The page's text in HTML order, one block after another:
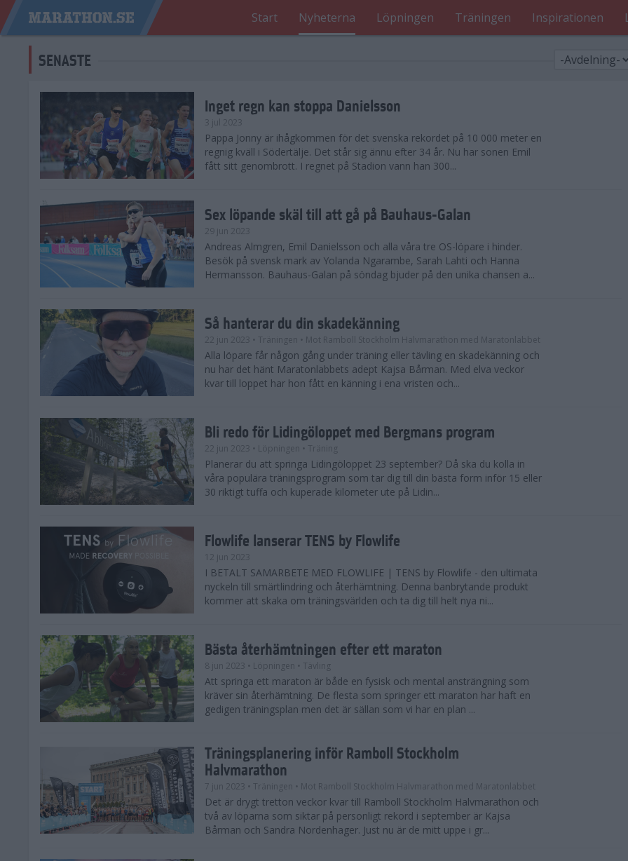
Start Nyheterna Löpningen Träningen Inspirationen
SENASTE
Inget regn kan stoppa Danielsson
3 jul 2023
Pappa Jonny är ihågkommen för det svenska rekordet på 10 000 meter en
regnig kväll i Södertälje. Det står sig ännu efter 34 år. Nu har sonen Emil
fått sitt genombrott. I regnet på Stadion vann han 300...
Sex löpande skäl till att gå på Bauhaus-Galan
29 jun 2023
Andreas Almgren, Emil Danielsson och alla våra tre OS-löpare i hinder.
Besök på svensk mark av Yolanda Ngarambe, Sarah Lahti och Hanna
Hermansson. Bauhaus-Galan på söndag bjuder på den unika chansen a...
Så hanterar du din skadekänning
22 jun 2023 • Träningen • Mot Ramboll Stockholm Halvmarathon med Maratonlabbet
Alla löpare får någon gång under träning eller tävling en skadekänning och
nu har det hänt Maratonlabbets adept Kajsa Bårman. Med elva veckor
kvar till loppet har hon fått en känning i ena vristen och...
Bli redo för Lidingöloppet med Bergmans program
22 jun 2023 • Löpningen • Träning
Planerar du att springa Lidingöloppet 23 september? Då ska du kolla in
våra populära träningsprogram som tar dig till din bästa form inför 15 eller
30 riktigt tuffa och kuperade kilometer ute på Lidin...
Flowlife lanserar TENS by Flowlife
12 jun 2023
I BETALT SAMARBETE MED FLOWLIFE | TENS by Flowlife - den ultimata
nyckeln till smärtlindring och återhämtning. Denna banbrytande produkt
kommer att skaka om träningsvärlden och ta dig till helt nya ni...
Bästa återhämtningen efter ett maraton
8 jun 2023 • Löpningen • Tävling
Att springa ett maraton är både en fysisk och mental ansträngning som
kräver sin återhämtning. De flesta som springer ett maraton har haft en
gedigen träningsplan men det är sällan som vi har en plan ...
Träningsplanering inför Ramboll Stockholm
Halvmarathon
7 jun 2023 • Träningen • Mot Ramboll Stockholm Halvmarathon med Maratonlabbet
Det är drygt tretton veckor kvar till Ramboll Stockholm Halvmarathon och
två av löparna som siktar på personligt rekord i september är Kajsa
Bårman och Sandra Nordenhager. Just nu är de mitt uppe i gr...